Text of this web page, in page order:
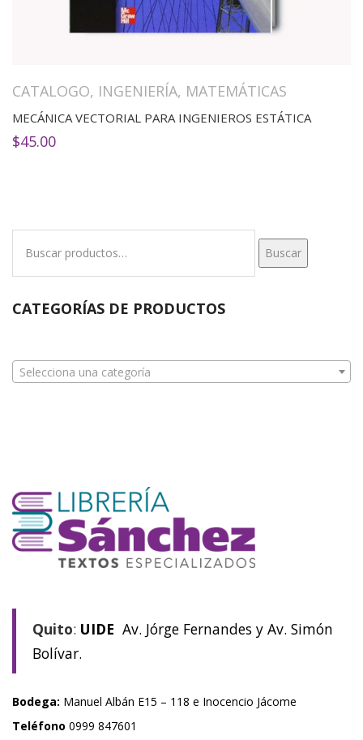
CATALOGO, INGENIERÍA, MATEMÁTICAS
MECÁNICA VECTORIAL PARA INGENIEROS ESTÁTICA
$45.00
Buscar
CATEGORÍAS DE PRODUCTOS
Selecciona una categoría
Quito: UIDE Av. Jórge Fernandes y Av. Simón
Bolívar.
Bodega: Manuel Albán E15 – 118 e Inocencio Jácome
Teléfono 0999 847601